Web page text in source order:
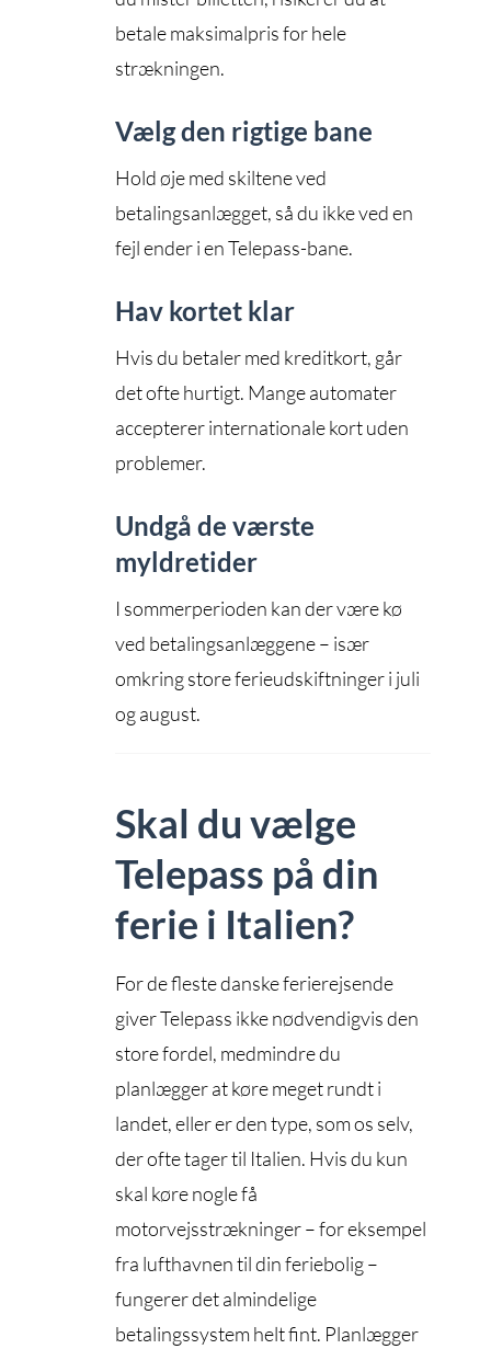
betale maksimalpris for hele
strækningen.
Vælg den rigtige bane
Hold øje med skiltene ved
betalingsanlægget, så du ikke ved en
fejl ender i en Telepass-bane.
Hav kortet klar
Hvis du betaler med kreditkort, går
det ofte hurtigt. Mange automater
accepterer internationale kort uden
problemer.
Undgå de værste
myldretider
I sommerperioden kan der være kø
ved betalingsanlæggene – især
omkring store ferieudskiftninger i juli
og august.
Skal du vælge
Telepass på din
ferie i Italien?
For de fleste danske ferierejsende
giver Telepass ikke nødvendigvis den
store fordel, medmindre du
planlægger at køre meget rundt i
landet, eller er den type, som os selv,
der ofte tager til Italien. Hvis du kun
skal køre nogle få
motorvejsstrækninger – for eksempel
fra lufthavnen til din feriebolig –
fungerer det almindelige
betalingssystem helt fint. Planlægger